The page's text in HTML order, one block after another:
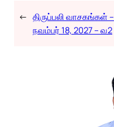
← திருப்பலி வாசகங்கள் –
நவம்பர் 18, 2027 – வ2